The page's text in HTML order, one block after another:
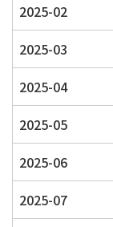
2025-02
2025-03
2025-04
2025-05
2025-06
2025-07